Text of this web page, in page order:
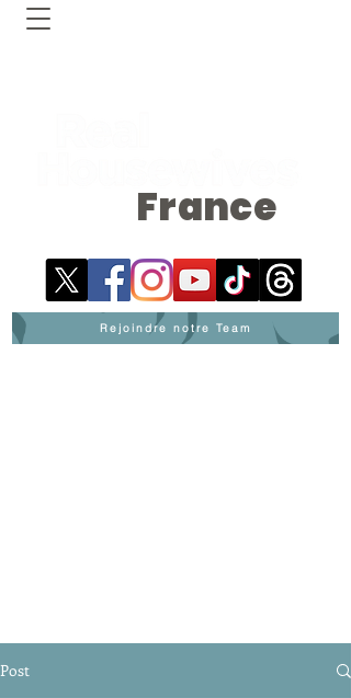
France
Rejoindre notre Team
Post